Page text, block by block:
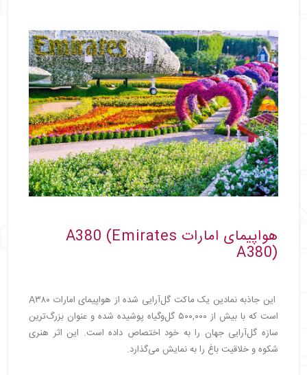
هواپیمای امارات A380 (Emirates
A380)
این جاذبه نمادین یک ماکت گل‌آرایی شده از هواپیمای امارات A۳۸۰
است که با بیش از ۵۰۰,۰۰۰ گل‌وگیاه پوشیده شده و عنوان بزرگ‌ترین
سازه گل‌آرایی جهان را به خود اختصاص داده است. این اثر هنری
شکوه و خلاقیت باغ را به نمایش می‌گذارد.